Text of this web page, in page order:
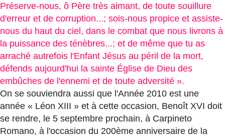
Préserve-nous, ô Père très aimant, de toute souillure
d'erreur et de corruption...; sois-nous propice et assiste-
nous du haut du ciel, dans le combat que nous livrons à
la puissance des ténèbres...; et de même que tu as
arraché autrefois l'Enfant Jésus au péril de la mort,
défends aujourd'hui la sainte Église de Dieu des
embûches de l'ennemi et de toute adversité ».
On se souviendra aussi que l'Année 2010 est une
année « Léon XIII » et à cette occasion, Benoît XVI doit
se rendre, le 5 septembre prochain, à Carpineto
Romano, à l'occasion du 200ème anniversaire de la